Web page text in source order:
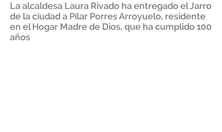
La alcaldesa Laura Rivado ha entregado el Jarro
de la ciudad a Pilar Porres Arroyuelo, residente
en el Hogar Madre de Dios, que ha cumplido 100
años